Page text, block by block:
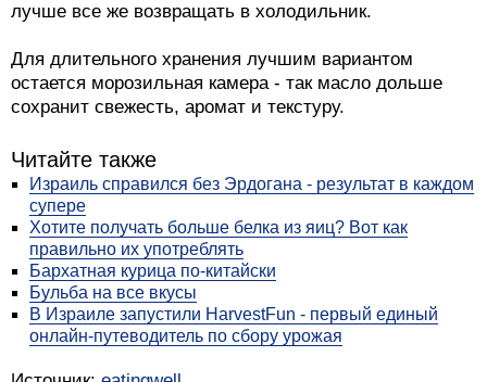
лучше все же возвращать в холодильник.
Для длительного хранения лучшим вариантом
остается морозильная камера - так масло дольше
сохранит свежесть, аромат и текстуру.
Читайте также
Израиль справился без Эрдогана - результат в каждом
супере
Хотите получать больше белка из яиц? Вот как
правильно их употреблять
Бархатная курица по-китайски
Бульба на все вкусы
В Израиле запустили HarvestFun - первый единый
онлайн-путеводитель по сбору урожая